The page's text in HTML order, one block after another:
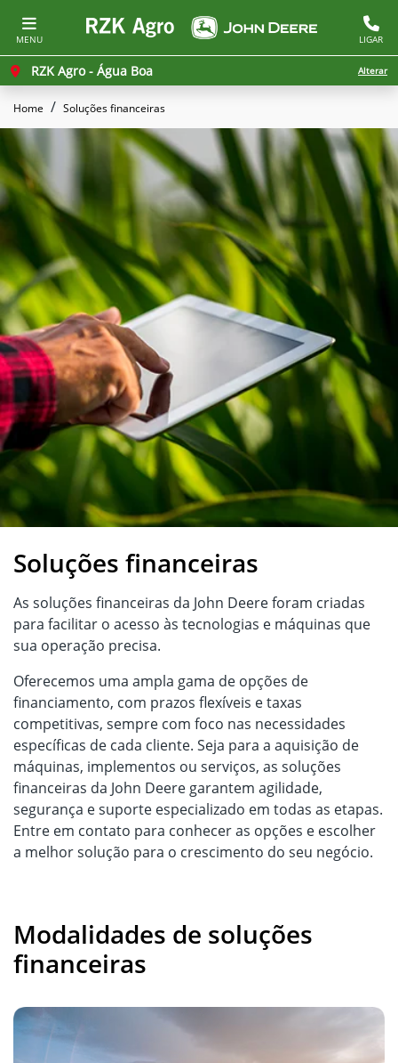
MENU LIGAR
RZK Agro - Água Boa Alterar
Home Soluções financeiras
Soluções financeiras
As soluções financeiras da John Deere foram criadas
para facilitar o acesso às tecnologias e máquinas que
sua operação precisa.
Oferecemos uma ampla gama de opções de
financiamento, com prazos flexíveis e taxas
competitivas, sempre com foco nas necessidades
específicas de cada cliente. Seja para a aquisição de
máquinas, implementos ou serviços, as soluções
financeiras da John Deere garantem agilidade,
segurança e suporte especializado em todas as etapas.
Entre em contato para conhecer as opções e escolher
a melhor solução para o crescimento do seu negócio.
Modalidades de soluções
financeiras